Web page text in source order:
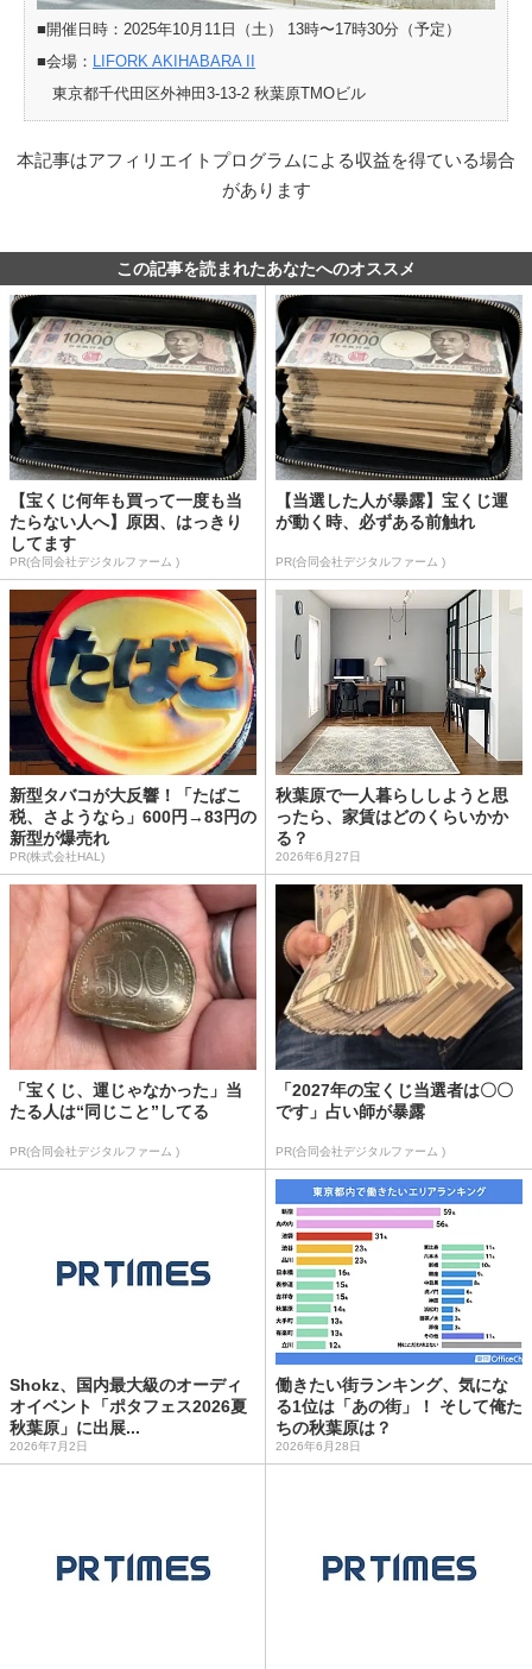
■開催日時：2025年10月11日（土） 13時〜17時30分（予定）
■会場： LIFORK AKIHABARA II
東京都千代田区外神田3-13-2 秋葉原TMOビル
本記事はアフィリエイトプログラムによる収益を得ている場合
があります
この記事を読まれたあなたへのオススメ
【宝くじ何年も買って一度も当
たらない人へ】原因、はっきり
してます
PR(合同会社デジタルファーム )
【当選した人が暴露】宝くじ運
が動く時、必ずある前触れ
PR(合同会社デジタルファーム )
新型タバコが大反響！「たばこ
税、さようなら」600円→83円の
新型が爆売れ
PR(株式会社HAL)
秋葉原で一人暮らししようと思
ったら、家賃はどのくらいかか
る？
2026年6月27日
「宝くじ、運じゃなかった」当
たる人は“同じこと”してる
PR(合同会社デジタルファーム )
「2027年の宝くじ当選者は〇〇
です」占い師が暴露
PR(合同会社デジタルファーム )
Shokz、国内最大級のオーディ
オイベント「ポタフェス2026夏
秋葉原」に出展...
2026年7月2日
働きたい街ランキング、気にな
る1位は「あの街」！ そして俺た
ちの秋葉原は？
2026年6月28日